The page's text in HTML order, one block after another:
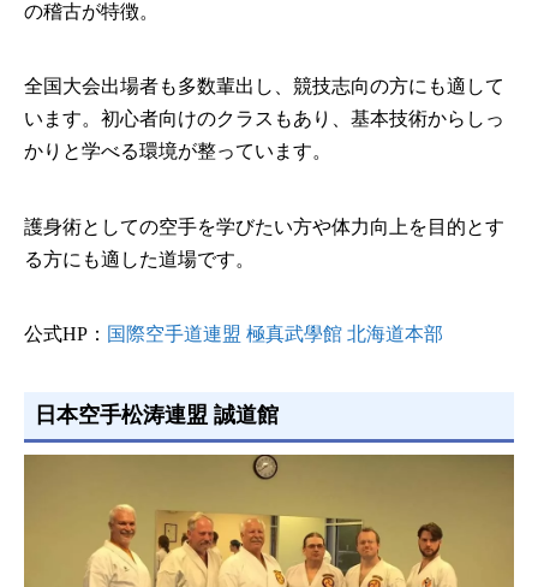
の稽古が特徴。
全国大会出場者も多数輩出し、競技志向の方にも適して
います。初心者向けのクラスもあり、基本技術からしっ
かりと学べる環境が整っています。
護身術としての空手を学びたい方や体力向上を目的とす
る方にも適した道場です。
公式HP： 国際空手道連盟 極真武學館 北海道本部
日本空手松涛連盟 誠道館